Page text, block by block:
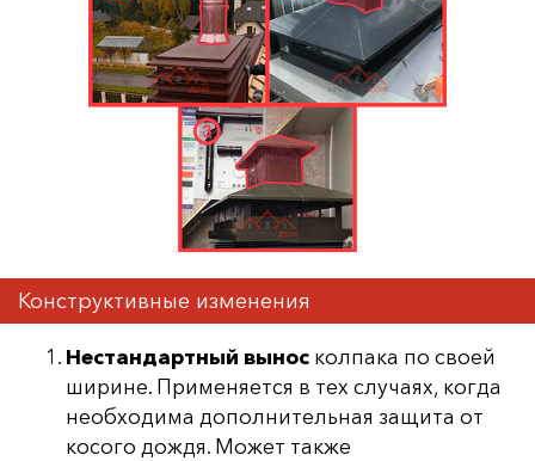
Конструктивные изменения
Нестандартный вынос колпака по своей
ширине. Применяется в тех случаях, когда
необходима дополнительная защита от
косого дождя. Может также